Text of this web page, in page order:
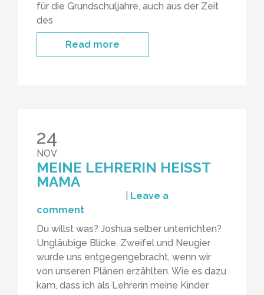
für die Grundschuljahre, auch aus der Zeit
des
Read more
24
NOV
MEINE LEHRERIN HEISST M
AMA
Leave a
comment
Du willst was? Joshua selber unterrichten?
Ungläubige Blicke, Zweifel und Neugier
wurde uns entgegengebracht, wenn wir
von unseren Plänen erzählten. Wie es dazu
kam, dass ich als Lehrerin meine Kinder